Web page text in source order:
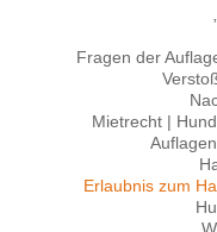
Fragen der
Mietrecht |
Erlaubnis zum